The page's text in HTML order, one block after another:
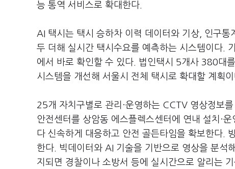
능 통역 서비스로 확대한다.
AI 택시는 택시 승하차 이력 데이터와 기상, 인구
두 더해 실시간 택시수요를 예측하는 시스템이다.
에서 바로 확인할 수 있다. 법인택시 5개사 380대
시스템을 개선해 서울시 전체 택시로 확대할 계획이
25개 자치구별로 관리·운영하는 CCTV 영상정보
안전센터를 상암동 에스플렉스센터에 연내 설치·
다 신속하게 대응하고 안전 골든타임을 확보한다.
한다. 빅데이터와 AI 기술을 기반으로 영상을 분석
지되면 경찰이나 소방서 등에 실시간으로 알리는 기